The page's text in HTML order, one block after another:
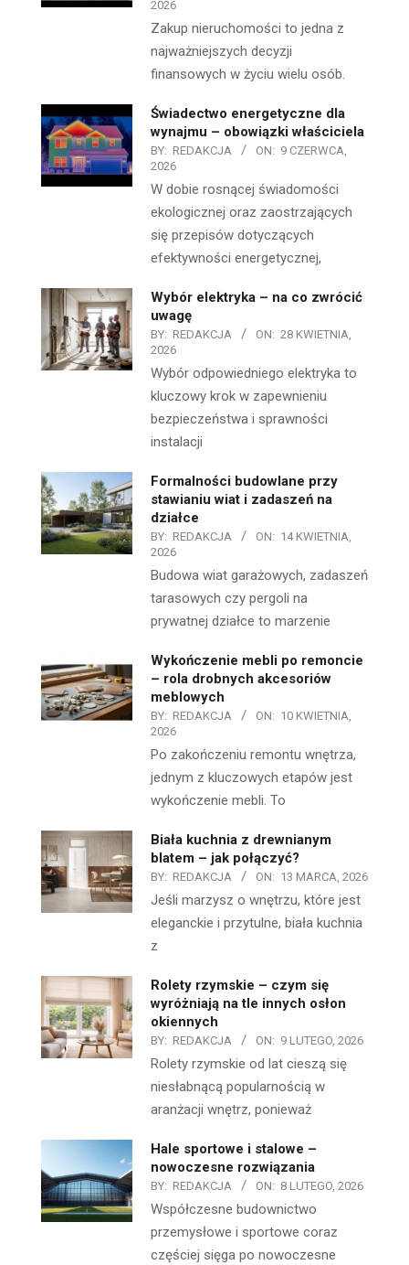
2026
Zakup nieruchomości to jedna z
najważniejszych decyzji
finansowych w życiu wielu osób.
Świadectwo energetyczne dla
wynajmu – obowiązki właściciela
BY: REDAKCJA ON: 9 CZERWCA,
2026
W dobie rosnącej świadomości
ekologicznej oraz zaostrzających
się przepisów dotyczących
efektywności energetycznej,
Wybór elektryka – na co zwrócić
uwagę
BY: REDAKCJA ON: 28 KWIETNIA,
2026
Wybór odpowiedniego elektryka to
kluczowy krok w zapewnieniu
bezpieczeństwa i sprawności
instalacji
Formalności budowlane przy
stawianiu wiat i zadaszeń na
działce
BY: REDAKCJA ON: 14 KWIETNIA,
2026
Budowa wiat garażowych, zadaszeń
tarasowych czy pergoli na
prywatnej działce to marzenie
Wykończenie mebli po remoncie
– rola drobnych akcesoriów
meblowych
BY: REDAKCJA ON: 10 KWIETNIA,
2026
Po zakończeniu remontu wnętrza,
jednym z kluczowych etapów jest
wykończenie mebli. To
Biała kuchnia z drewnianym
blatem – jak połączyć?
BY: REDAKCJA ON: 13 MARCA, 2026
Jeśli marzysz o wnętrzu, które jest
eleganckie i przytulne, biała kuchnia
z
Rolety rzymskie – czym się
wyróżniają na tle innych osłon
okiennych
BY: REDAKCJA ON: 9 LUTEGO, 2026
Rolety rzymskie od lat cieszą się
niesłabnącą popularnością w
aranżacji wnętrz, ponieważ
Hale sportowe i stalowe –
nowoczesne rozwiązania
BY: REDAKCJA ON: 8 LUTEGO, 2026
Współczesne budownictwo
przemysłowe i sportowe coraz
częściej sięga po nowoczesne